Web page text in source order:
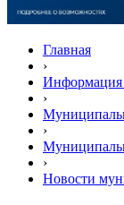
Главная
›
Информация
›
›
›
Новости